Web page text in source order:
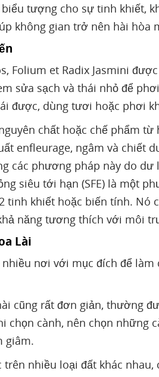
biểu tượng cho sự tinh khiết,
không gian trở nên hài hòa
Folium et Radix Jasmini
sửa sạch và thái nhỏ để
được, dùng tươi hoặc phơi
chất hoặc chế phẩm
enfleurage, ngâm và chiết
các phương pháp này do
siêu tới hạn (SFE) là một
tinh khiết hoặc biến tính. Nó
năng tương thích với môi
Lài
nơi với mục đích để làm
cũng rất đơn giản, thường
chọn cành, nên chọn những
giâm.
nhiều loại đất khác